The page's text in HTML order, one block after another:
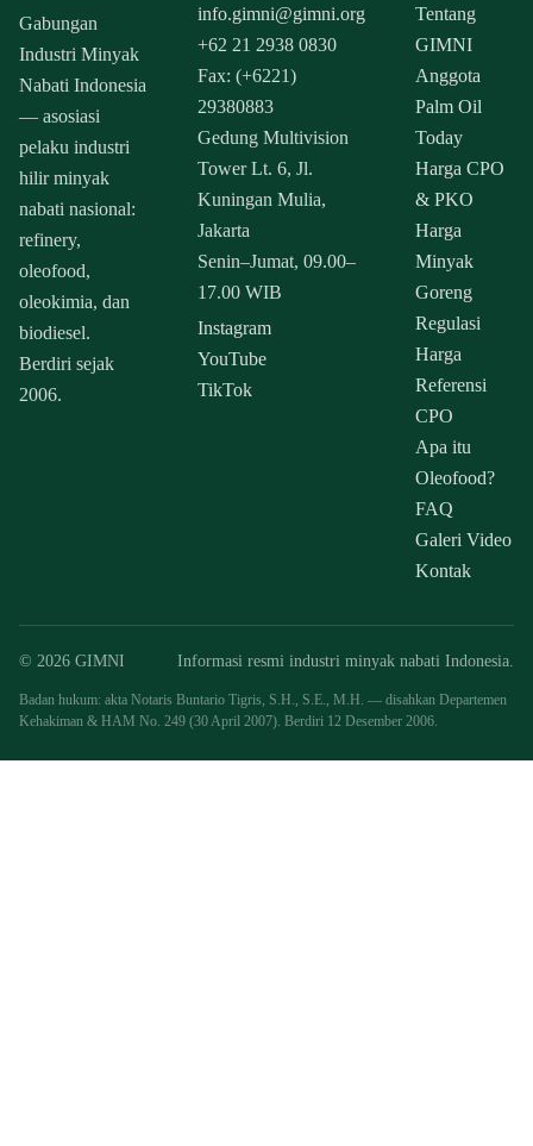
Gabungan
Industri Minyak
Nabati Indonesia
— asosiasi
pelaku industri
hilir minyak
nabati nasional:
refinery,
oleofood,
oleokimia, dan
biodiesel.
Berdiri sejak
2006.
info.gimni@gimni.org
+62 21 2938 0830
Fax: (+6221)
29380883
Gedung Multivision
Tower Lt. 6, Jl.
Kuningan Mulia,
Jakarta
Senin–Jumat, 09.00–
17.00 WIB
Instagram
YouTube
TikTok
Tentang
GIMNI
Anggota
Palm Oil
Today
Harga CPO
& PKO
Harga
Minyak
Goreng
Regulasi
Harga
Referensi
CPO
Apa itu
Oleofood?
FAQ
Galeri Video
Kontak
© 2026 GIMNI Informasi resmi industri minyak nabati Indonesia.
Badan hukum: akta Notaris Buntario Tigris, S.H., S.E., M.H. — disahkan Departemen
Kehakiman & HAM No. 249 (30 April 2007). Berdiri 12 Desember 2006.